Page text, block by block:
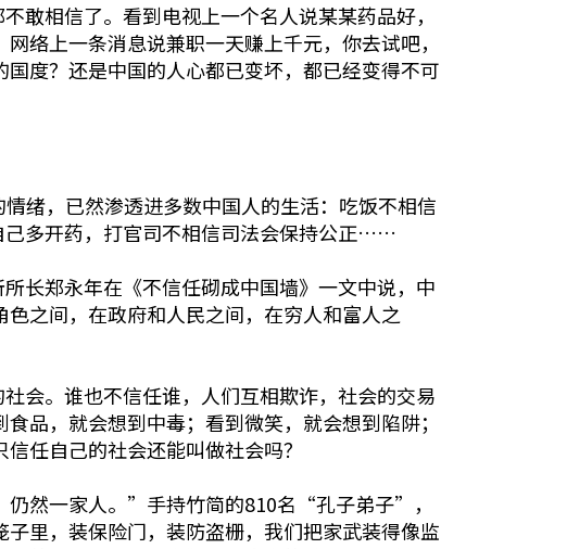
敢相信了。看到电视上一个名人说某某药品好，
络上一条消息说兼职一天赚上千元，你去试吧，
度？还是中国的人心都已变坏，都已经变得不可
绪，已然渗透进多数中国人的生活：吃饭不相信
己多开药，打官司不相信司法会保持公正……
长郑永年在《不信任砌成中国墙》一文中说，中
间，在政府和人民之间，在穷人和富人之
会。谁也不信任谁，人们互相欺诈，社会的交易
品，就会想到中毒；看到微笑，就会想到陷阱；
任自己的社会还能叫做社会吗？
仍然一家人。”手持竹简的810名“孔子弟子”，
里，装保险门，装防盗栅，我们把家武装得像监